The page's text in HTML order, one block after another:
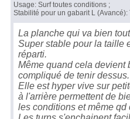
Usage: Surf toutes conditions ;
Stabilité pour un gabarit L (Avancé):
La planche qui va bien
Super stable pour la taille
réparti.
Même quand cela devient
compliqué de tenir dessus.
Elle est hyper vive sur
à l'arrière permettent de
les conditions et même qd